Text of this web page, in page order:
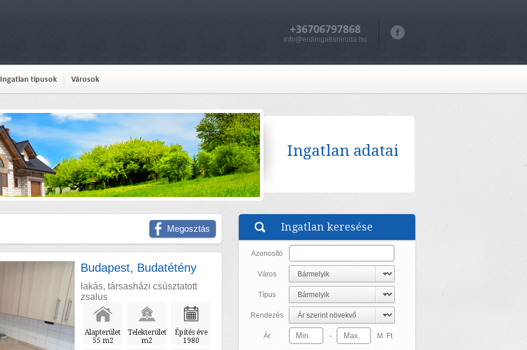
+36706797868
info@erdiingatlaniroda.hu
Ingatlan típusok Városok
Ingatlan adatai
Megosztás
Budapest, Budatétény
lakás, társasházi csúsztatott
zsalus
Alapterület
55 m2
Telekterület
m2
Építés éve
1980
Ingatlan keresése
Azonosító
Város
Típus
Rendezés
Ár - M. Ft